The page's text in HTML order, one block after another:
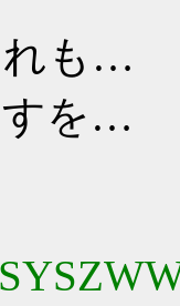
れも…
すを…